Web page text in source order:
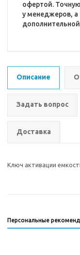
офертой.
у менеджеров, а
Описание
Задать вопрос
Доставка
Ключ активации
Персональные